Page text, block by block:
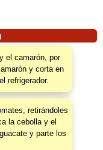
el camarón, por
y corta en
refrigerador.
retirándoles
la cebolla y el
y parte los